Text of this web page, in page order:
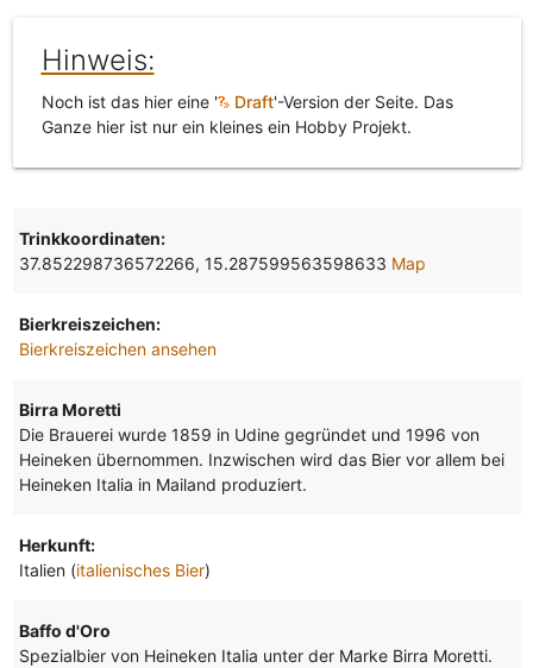
Hinweis:
Noch ist das hier eine ' Draft'-Version der Seite. Das
Ganze hier ist nur ein kleines ein Hobby Projekt.
Trinkkoordinaten:
37.852298736572266, 15.287599563598633 Map
Bierkreiszeichen:
Bierkreiszeichen ansehen
Birra Moretti
Die Brauerei wurde 1859 in Udine gegründet und 1996 von
Heineken übernommen. Inzwischen wird das Bier vor allem bei
Heineken Italia in Mailand produziert.
Herkunft:
Italien (italienisches Bier)
Baffo d'Oro
Spezialbier von Heineken Italia unter der Marke Birra Moretti.